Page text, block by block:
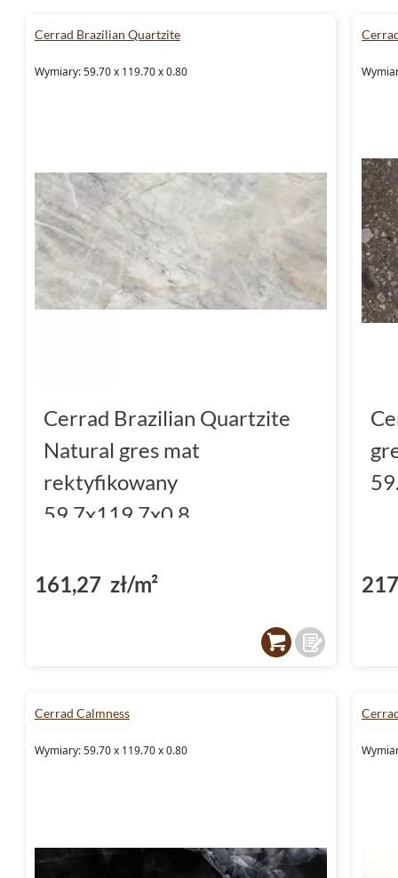
Cerrad Brazilian Quartzite
Wymiary: 59.70 x 119.70 x 0.80
Cerrad Brazilian Quartzite
Natural gres mat
rektyfikowany
59.7x119.7x0.8
161,27 zł/m²
Cerrad Calmness
Wymiary: 59.70 x 119.70 x 0.80